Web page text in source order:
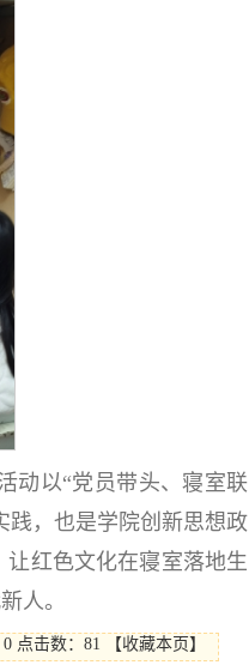
动以“党员带头、寝室联
践，也是学院创新思想政
红色文化在寝室落地生
人。
0 点击数： 81 【收藏本页 】